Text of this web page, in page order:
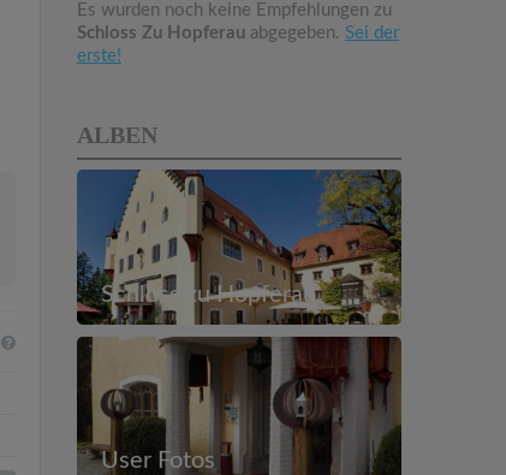
Es wurden noch keine Empfehlungen zu
Schloss Zu Hopferau abgegeben. Sei der
erste!
ALBEN
Schloss zu Hopferau
User Fotos